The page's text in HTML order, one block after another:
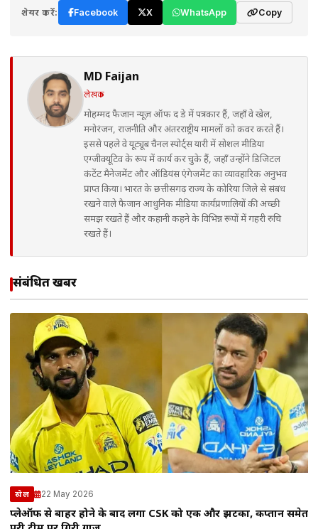
शेयर करें: Facebook X WhatsApp Copy
MD Faijan
लेखक
मोहम्मद फैजान न्यूज़ ऑफ द डे में पत्रकार हैं, जहाँ वे खेल,
मनोरंजन, राजनीति और अंतरराष्ट्रीय मामलों को कवर करते हैं।
इससे पहले वे यूट्यूब चैनल स्पोर्ट्स यारी में सोशल मीडिया
एग्जीक्यूटिव के रूप में कार्य कर चुके हैं, जहाँ उन्होंने डिजिटल
कंटेंट मैनेजमेंट और ऑडियंस एंगेजमेंट का व्यावहारिक अनुभव
प्राप्त किया। भारत के छत्तीसगढ़ राज्य के कोरिया जिले से संबंध
रखने वाले फैजान आधुनिक मीडिया कार्यप्रणालियों की अच्छी
समझ रखते हैं और कहानी कहने के विभिन्न रूपों में गहरी रुचि
रखते हैं।
संबंधित खबरें
खेल 22 May 2026
प्लेऑफ से बाहर होने के बाद लगा CSK को एक और झटका, कप्तान समेत